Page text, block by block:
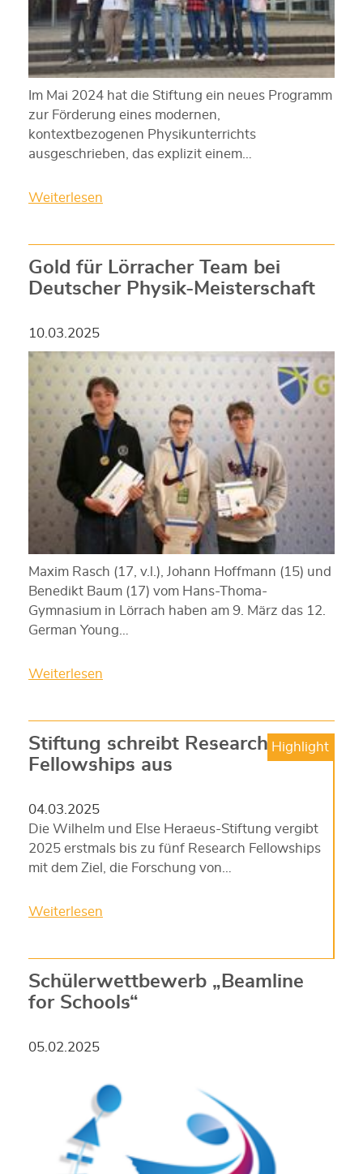
Im Mai 2024 hat die Stiftung ein neues Programm
zur Förderung eines modernen,
kontextbezogenen Physikunterrichts
ausgeschrieben, das explizit einem…
Weiterlesen
Gold für Lörracher Team bei
Deutscher Physik-Meisterschaft
10.03.2025
Maxim Rasch (17, v.l.), Johann Hoffmann (15) und
Benedikt Baum (17) vom Hans-Thoma-
Gymnasium in Lörrach haben am 9. März das 12.
German Young…
Weiterlesen
Highlight
Stiftung schreibt Research
Fellowships aus
04.03.2025
Die Wilhelm und Else Heraeus-Stiftung vergibt
2025 erstmals bis zu fünf Research Fellowships
mit dem Ziel, die Forschung von…
Weiterlesen
Schülerwettbewerb „Beamline
for Schools“
05.02.2025